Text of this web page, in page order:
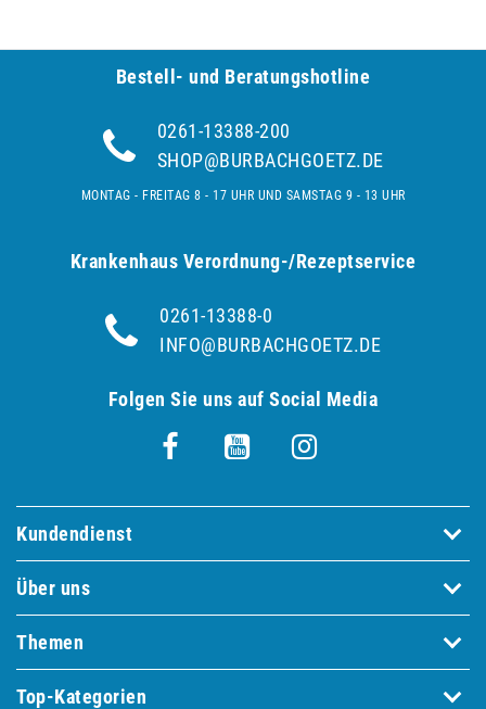
Bestell- und Be­ra­tungs­hot­line
0261-13388-200
SHOP@BURBACHGOETZ.DE
MONTAG - FREITAG 8 - 17 UHR UND SAMSTAG 9 - 13 UHR
Krankenhaus Verordnung-/Rezeptservice
0261-13388-0
INFO@BURBACHGOETZ.DE
Folgen Sie uns auf Social Media
Kundendienst
Über uns
Themen
Top-Kategorien